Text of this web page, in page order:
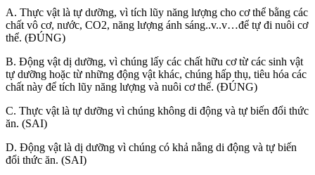
A. Thực vật là tự dưỡng, vì tích lũy năng lượng cho cơ thể bằng các
chất vô cơ, nước, CO2, năng lượng ánh sáng..v..v…để tự đi nuôi cơ
thể. (ĐÚNG)
B. Động vật dị dưỡng, vì chúng lấy các chất hữu cơ từ các sinh vật
tự dưỡng hoặc từ những động vật khác, chúng hấp thụ, tiêu hóa các
chất này để tích lũy năng lượng và nuôi cơ thể. (ĐÚNG)
C. Thực vật là tự dưỡng vì chúng không di động và tự biến đổi thức
ăn. (SAI)
D. Động vật là dị dưỡng vì chúng có khả nằng di động và tự biến
đổi thức ăn. (SAI)